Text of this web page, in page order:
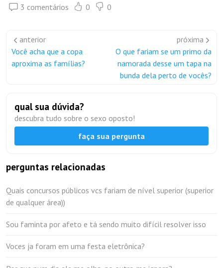
3 comentários 0 0
anterior
Você acha que a copa
aproxima as famílias?
próxima
O que fariam se um primo da
namorada desse um tapa na
bunda dela perto de vocês?
qual sua dúvida?
descubra tudo sobre o sexo oposto!
faça sua pergunta
perguntas relacionadas
Quais concursos públicos vcs fariam de nível superior (superior
de qualquer área))
Sou faminta por afeto e tá sendo muito difícil resolver isso
Voces ja foram em uma festa eletrônica?